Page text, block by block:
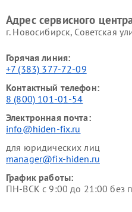
Адрес сервисного
г. Новосибирск, Советская
Горячая линия:
+7 (383) 377-72-09
Контактный телефон:
8 (800) 101-01-54
Электронная почта:
info@hiden-fix.ru
для юридических лиц
manager@fix-hiden.ru
График работы:
ПН-ВСК с 9:00 до 21:00 без